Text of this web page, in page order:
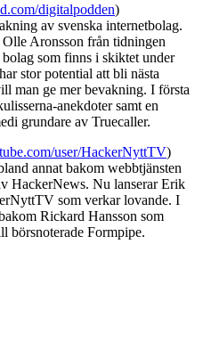
digitalpodden)
av svenska internetbolag.
Aronsson från tidningen
som finns i skiktet under
stor potential att bli nästa
man ge mer bevakning. I första
anekdoter samt en
grundare av Truecaller.
user/HackerNyttTV)
annat bakom webbtjänsten
HackerNews. Nu lanserar Erik
som verkar lovande. I
Rickard Hansson som
börsnoterade Formpipe.